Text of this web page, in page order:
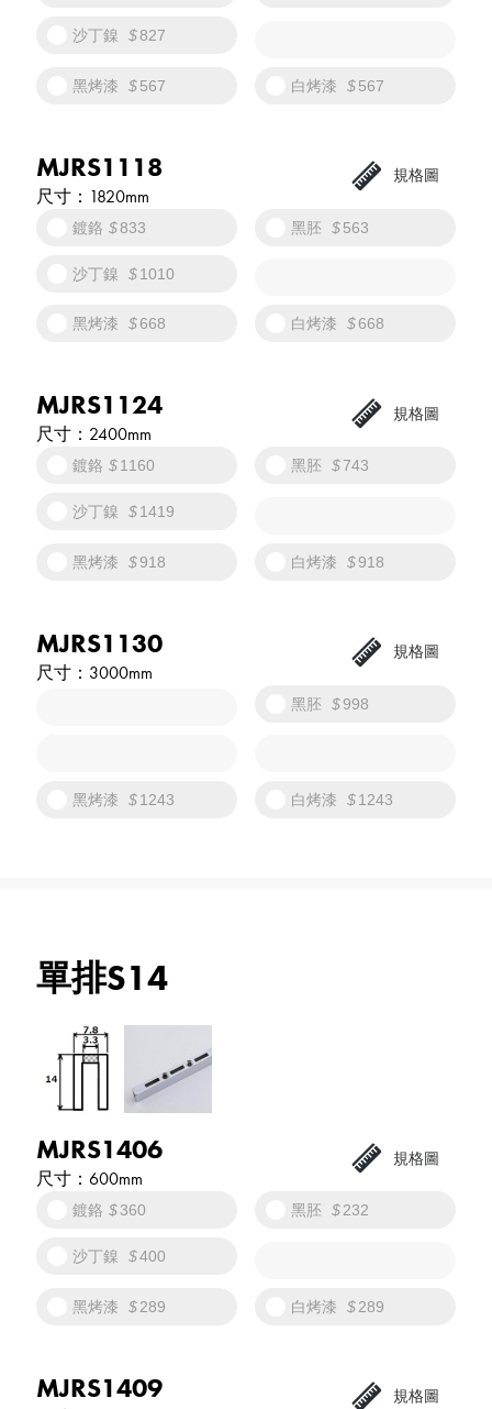
沙丁鎳 827
黑烤漆 567 白烤漆 567
MJRS1118
1820mm
鍍鉻 833 黑胚 563
沙丁鎳 1010
黑烤漆 668 白烤漆 668
MJRS1124
2400mm
鍍鉻 1160 黑胚 743
沙丁鎳 1419
黑烤漆 918 白烤漆 918
MJRS1130
3000mm
黑胚 998
黑烤漆 1243 白烤漆 1243
單排S14
MJRS1406
600mm
鍍鉻 360 黑胚 232
沙丁鎳 400
黑烤漆 289 白烤漆 289
MJRS1409